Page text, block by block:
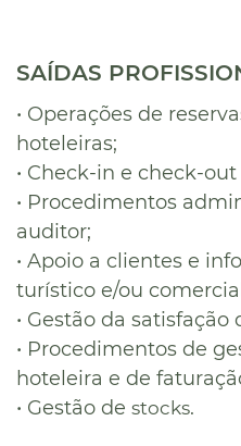
SAÍDAS
• Operações de
hoteleiras;
• Check-in e check-
• Procedimentos
auditor;
• Apoio a clientes e
turístico e/ou
• Gestão da satisfação
• Procedimentos de
hoteleira e de
• Gestão de stocks.